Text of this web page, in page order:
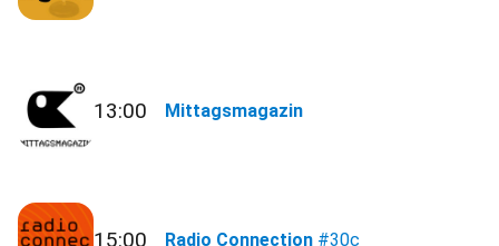
13:00 Mittagsmagazin
15:00 Radio Connection #30c